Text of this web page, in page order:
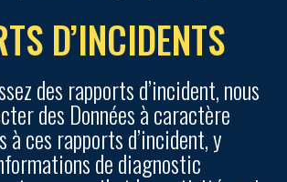
D’INCIDENTS
des rapports d’incident, nous
des Données à caractère
à ces rapports d’incident, y
de diagnostic